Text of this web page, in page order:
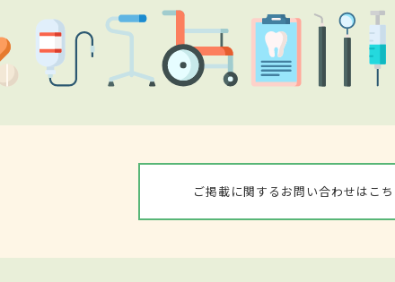
ご掲載に関するお問い合わせはこち